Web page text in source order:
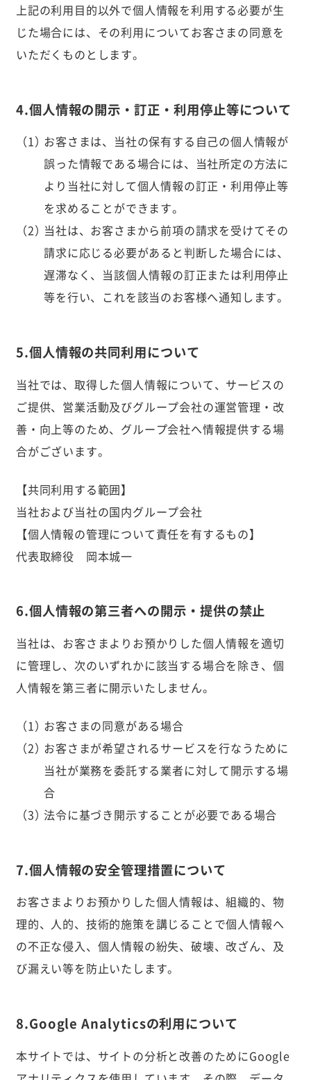
上記の利用目的以外で個人情報を利用する必要が生
じた場合には、その利用についてお客さまの同意を
いただくものとします。
4.個人情報の開示・訂正・利用停止等について
お客さまは、当社の保有する自己の個人情報が
誤った情報である場合には、当社所定の方法に
より当社に対して個人情報の訂正・利用停止等
を求めることができます。
当社は、お客さまから前項の請求を受けてその
請求に応じる必要があると判断した場合には、
遅滞なく、当該個人情報の訂正または利用停止
等を行い、これを該当のお客様へ通知します。
5.個人情報の共同利用について
当社では、取得した個人情報について、サービスの
ご提供、営業活動及びグループ会社の運営管理・改
善・向上等のため、グループ会社へ情報提供する場
合がございます。
【共同利用する範囲】
当社および当社の国内グループ会社
【個人情報の管理について責任を有するもの】
代表取締役 岡本城一
6.個人情報の第三者への開示・提供の禁止
当社は、お客さまよりお預かりした個人情報を適切
に管理し、次のいずれかに該当する場合を除き、個
人情報を第三者に開示いたしません。
お客さまの同意がある場合
お客さまが希望されるサービスを行なうために
当社が業務を委託する業者に対して開示する場
合
法令に基づき開示することが必要である場合
7.個人情報の安全管理措置について
お客さまよりお預かりした個人情報は、組織的、物
理的、人的、技術的施策を講じることで個人情報へ
の不正な侵入、個人情報の紛失、破壊、改ざん、及
び漏えい等を防止いたします。
8.Google Analyticsの利用について
本サイトでは、サイトの分析と改善のためにGoogle